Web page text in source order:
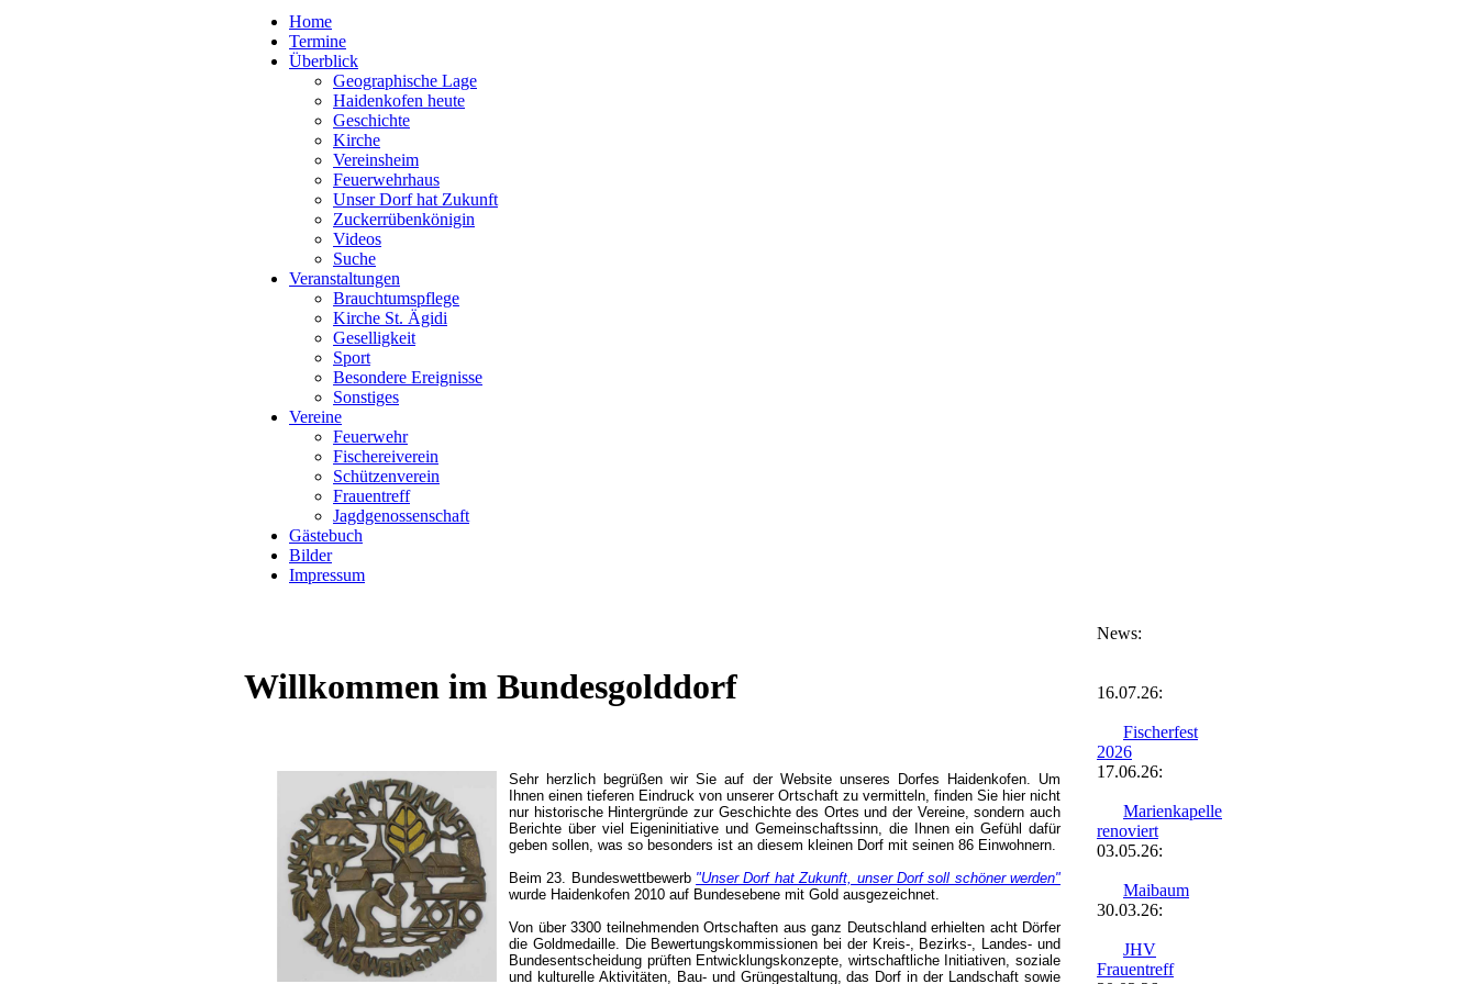
Home
Termine
Überblick
Geographische Lage
Haidenkofen heute
Geschichte
Kirche
Vereinsheim
Feuerwehrhaus
Unser Dorf hat Zukunft
Zuckerrübenkönigin
Videos
Suche
Veranstaltungen
Brauchtumspflege
Kirche St. Ägidi
Geselligkeit
Sport
Besondere Ereignisse
Sonstiges
Vereine
Feuerwehr
Fischereiverein
Schützenverein
Frauentreff
Jagdgenossenschaft
Gästebuch
Bilder
Impressum
Willkommen im Bundesgolddorf
Sehr herzlich begrüßen wir Sie auf der Website unseres Dorfes Haidenkofen. Um
Ihnen einen tieferen Eindruck von unserer Ortschaft zu vermitteln, finden Sie hier nicht
nur historische Hintergründe zur Geschichte des Ortes und der Vereine, sondern auch
Berichte über viel Eigeninitiative und Gemeinschaftssinn, die Ihnen ein Gefühl dafür
geben sollen, was so besonders ist an diesem kleinen Dorf mit seinen 86 Einwohnern.
Beim 23. Bundeswettbewerb "Unser Dorf hat Zukunft, unser Dorf soll schöner werden"
wurde Haidenkofen 2010 auf Bundesebene mit Gold ausgezeichnet.
Von über 3300 teilnehmenden Ortschaften aus ganz Deutschland erhielten acht Dörfer
die Goldmedaille. Die Bewertungskommissionen bei der Kreis-, Bezirks-, Landes- und
Bundesentscheidung prüften Entwicklungskonzepte, wirtschaftliche Initiativen, soziale
und kulturelle Aktivitäten, Bau- und Grüngestaltung, das Dorf in der Landschaft sowie
News:
16.07.26:
Fischerfest
2026
17.06.26:
Marienkapelle
renoviert
03.05.26:
Maibaum
30.03.26:
JHV
Frauentreff